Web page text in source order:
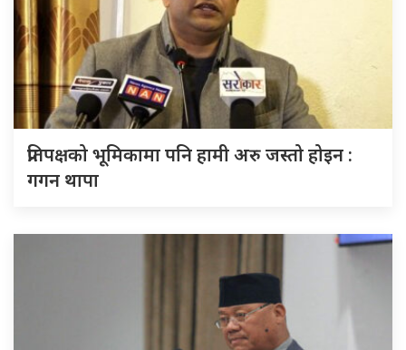
प्रतिपक्षको भूमिकामा पनि हामी अरु जस्तो होइन :
गगन थापा